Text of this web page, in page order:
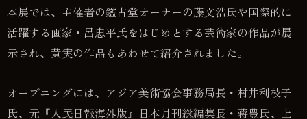
本展では、主催者の鑑古堂オーナーの藤文浩氏や国際的に
活躍する画家・呂忠平氏をはじめとする芸術家の作品が展
示され、黄実の作品もあわせて紹介されました。
オープニングには、アジア美術協会事務局長・村井利枝子
氏、元『人民日報海外版』日本月刊総編集長・蒋豊氏、上